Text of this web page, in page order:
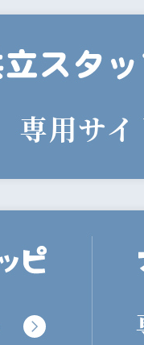
専用サ